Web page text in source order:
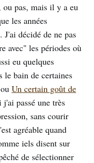
ou pas, mais il y a eu
les années
J'ai décidé de ne pas
avec" les périodes où
eu quelques
le bain de certaines
ou Un certain goût de
passé une très
sans courir
agréable quand
iels disent sur
de sélectionner